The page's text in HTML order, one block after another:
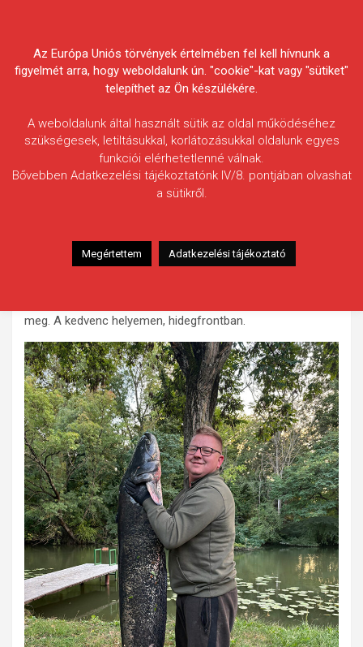
Egyesületek Szövetsége
Tóth Attila
Halfaj: Harcsa
Fogott hal adatai: 30 kg / 155 cm
meg. A kedvenc helyemen, hidegfrontban.
Az Európa Uniós törvények értelmében fel kell hívnunk a
figyelmét arra, hogy weboldalunk ún. "cookie"-kat vagy "sütiket"
telepíthet az Ön készülékére.
A weboldalunk által használt sütik az oldal működéséhez
szükségesek, letiltásukkal, korlátozásukkal oldalunk egyes
funkciói elérhetetlenné válnak.
Bővebben Adatkezelési tájékoztatónk IV/8. pontjában olvashat
a sütikről.
Megértettem Adatkezelési tájékoztató